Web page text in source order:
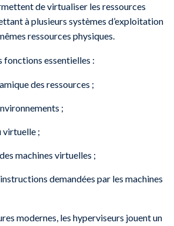
de virtualiser les ressources
à plusieurs systèmes d’exploitation
ressources physiques.
fonctions essentielles :
des ressources ;
;
virtuelle ;
machines virtuelles ;
demandées par les machines
modernes, les hyperviseurs jouent un